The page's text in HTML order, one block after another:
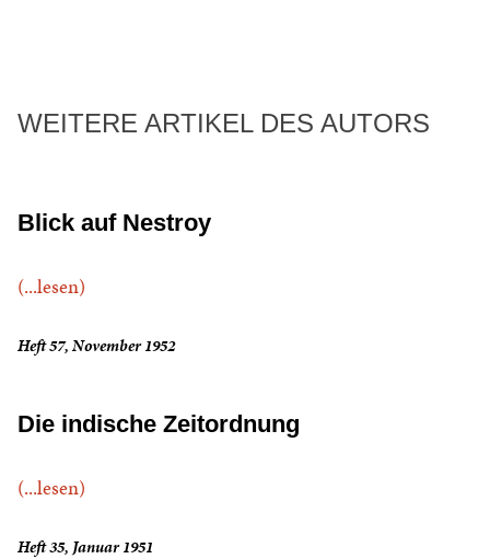
WEITERE ARTIKEL DES AUTORS
Blick auf Nestroy
(...lesen)
Heft 57, November 1952
Die indische Zeitordnung
(...lesen)
Heft 35, Januar 1951